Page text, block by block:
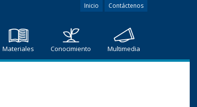
Inicio Contáctenos
Materiales Conocimiento Multimedia